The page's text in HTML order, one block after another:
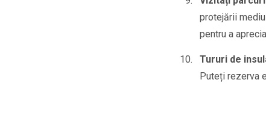
protejării
pentru a
Tururi de
Puteți rezerva